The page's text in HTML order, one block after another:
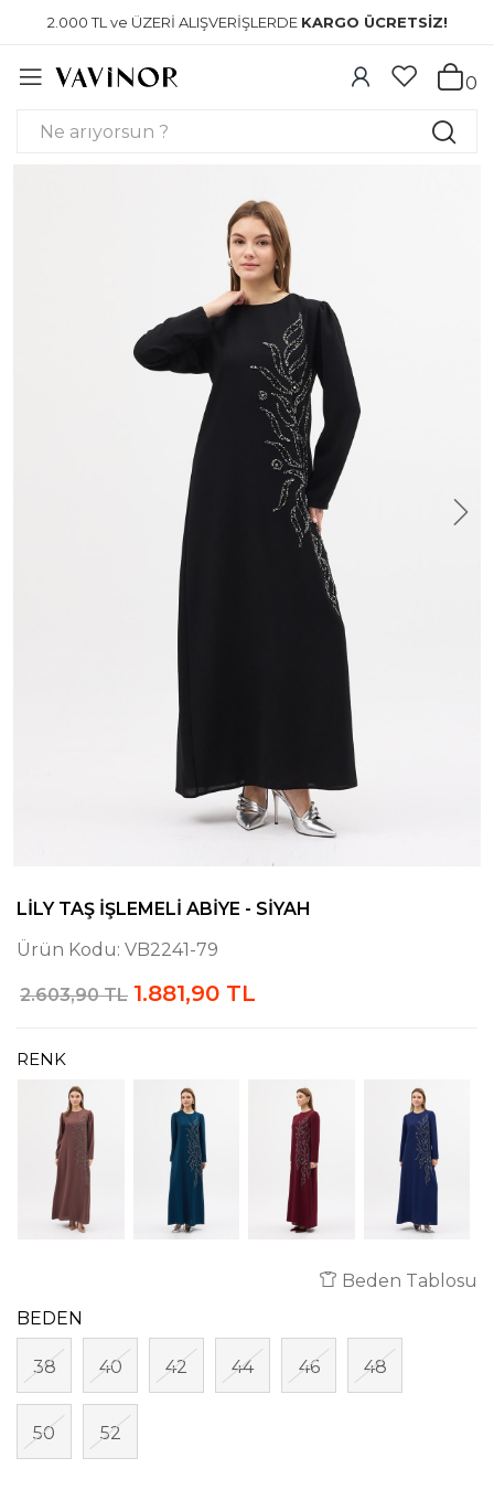
2.000 TL ve ÜZERİ ALIŞVERİŞLERDE KARGO ÜCRETSİZ!
0
LILY TAŞ İŞLEMELI ABIYE - SIYAH
Ürün Kodu: VB2241-79
2.603,90 TL 1.881,90 TL
RENK
Beden Tablosu
BEDEN
38 40 42 44 46 48
50 52